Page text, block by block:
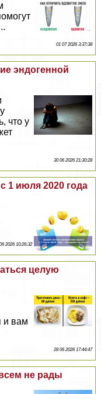
01 07 2026 3:37:38
эндогенной
что у
30 06 2026 21:30:28
1 июля 2020 года
2026 10:26:32
целую
и вам
28 06 2026 17:44:47
не рады